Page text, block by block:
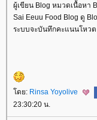
ผู้เขียน Blog หมวดเนื้อหา
Sai Eeuu Food Blog ดู
ระบบจะบันทึกคะแนนโหวต
ดย: Rinsa Yoyolive
23:30:20 น.